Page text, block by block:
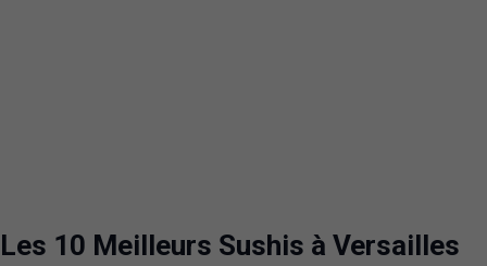
Les 10 Meilleurs Sushis à Versailles